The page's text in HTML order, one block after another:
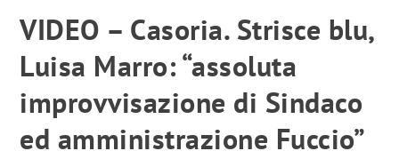
VIDEO – Casoria. Strisce blu,
Luisa Marro: “assoluta
improvvisazione di Sindaco
ed amministrazione Fuccio”